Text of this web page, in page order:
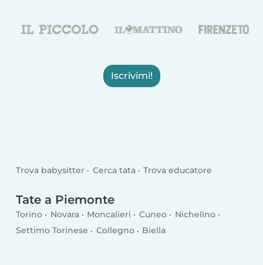
Iscrivimi!
Trova babysitter Cerca tata Trova educatore
Tate a Piemonte
Torino Novara Moncalieri Cuneo
Nichelino
Settimo Torinese
Collegno Biella